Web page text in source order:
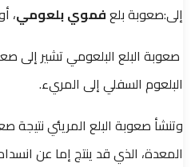
إلى:صعوبة بلعفمويبلعومي،
صعوبة البلع البلعومي تشير إلى
البلعوم السفلي إلى المريء.
وتنشأ صعوبة البلع المريئي نتيجة
المعدة، الذي قد ينتج إما عن